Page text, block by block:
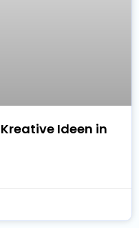
Ideen in